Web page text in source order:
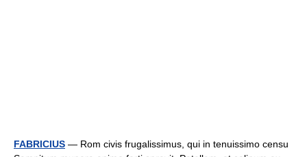
FABRICIUS — Rom civis frugalissimus, qui in tenuissimo censu